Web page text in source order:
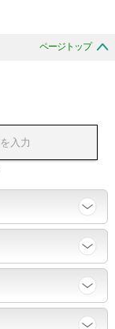
ページトップ